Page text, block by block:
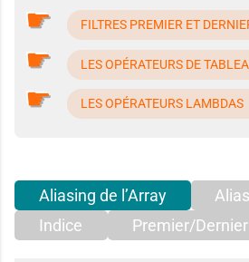
FILTRES PREMIER ET
LES OPÉRATEURS DE
LES OPÉRATEURS LAMBDAS
Aliasing de l’Array
Indice
Premier/Dernier